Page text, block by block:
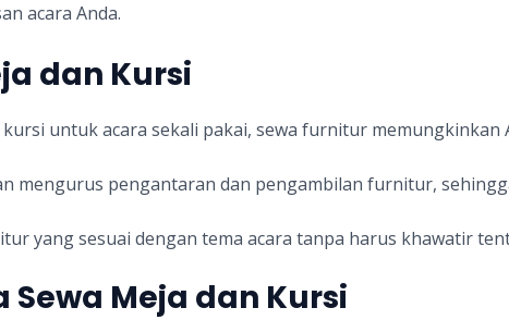
acara Anda.
dan Kursi
untuk acara sekali pakai, sewa furnitur memungkinkan
mengurus pengantaran dan pengambilan furnitur,
yang sesuai dengan tema acara tanpa harus khawatir
Meja dan Kursi